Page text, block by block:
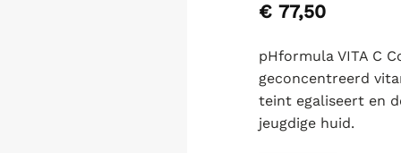
€ 77,50
pHformula VITA C
geconcentreerd
teint egaliseert en
jeugdige huid.